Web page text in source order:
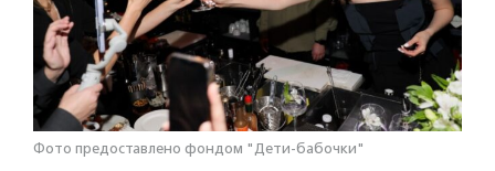
Фото предоставлено фондом "Дети-бабочки"